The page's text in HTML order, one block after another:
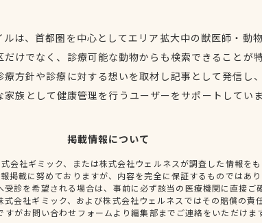
は、首都圏を中心としてエリア拡大中の獣医師・動
だけでなく、診療可能な動物からも検索できることが
療方針や診療に対する想いを取材し記事として発信し
家族として健康管理を行うユーザーをサポートしてい
掲載情報について
会社ギミック、または株式会社ウェルネスが調査した情報を
掲載に努めておりますが、内容を完全に保証するものではあ
受診を希望される場合は、事前に必ず該当の医療機関に直接ご
会社ギミック、および株式会社ウェルネスではその賠償の責
がお問い合わせフォームより編集部までご連絡をいただけま